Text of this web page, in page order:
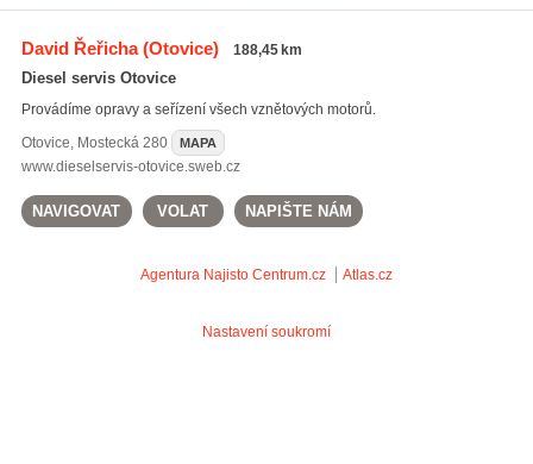
David Řeřicha(Otovice) 188,45 km
Diesel servis Otovice
Provádíme opravy a seřízení všech vznětových motorů.
Otovice, Mostecká 280 MAPA
www.dieselservis-otovice.sweb.cz
NAVIGOVAT VOLAT NAPIŠTE NÁM
Agentura Najisto Centrum.cz Atlas.cz
Nastavení soukromí